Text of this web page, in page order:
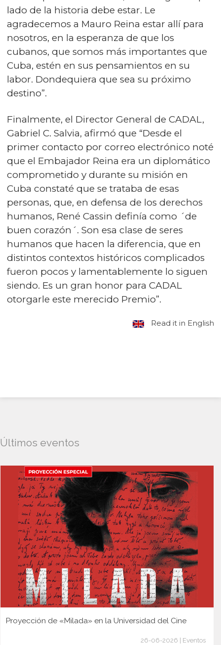
lado de la historia debe estar. Le
agradecemos a Mauro Reina estar allí para
nosotros, en la esperanza de que los
cubanos, que somos más importantes que
Cuba, estén en sus pensamientos en su
labor. Dondequiera que sea su próximo
destino”.
Finalmente, el Director General de CADAL,
Gabriel C. Salvia, afirmó que “Desde el
primer contacto por correo electrónico noté
que el Embajador Reina era un diplomático
comprometido y durante su misión en
Cuba constaté que se trataba de esas
personas, que, en defensa de los derechos
humanos, René Cassin definía como ´de
buen corazón´. Son esa clase de seres
humanos que hacen la diferencia, que en
distintos contextos históricos complicados
fueron pocos y lamentablemente lo siguen
siendo. Es un gran honor para CADAL
otorgarle este merecido Premio”.
Read it in English
Últimos eventos
Proyección de «Milada» en la Universidad del Cine
26-06-2026 | Eventos